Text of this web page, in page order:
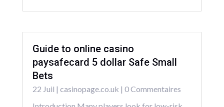
Guide to online casino
paysafecard 5 dollar Safe Small
Bets
22 Juil | casinopage.co.uk | 0 Commentaires